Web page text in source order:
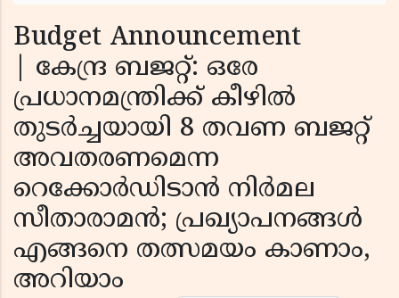
Budget Announcement
| കേന്ദ്ര ബജറ്റ്: ഒരേ
പ്രധാനമന്ത്രിക്ക് കീഴില്‍
തുടര്‍ച്ചയായി 8 തവണ ബജറ്റ്
അവതരണമെന്ന
റെക്കോര്‍ഡിടാന്‍ നിര്‍മല
സീതാരാമന്‍; പ്രഖ്യാപനങ്ങള്‍
എങ്ങനെ തത്സമയം കാണാം,
അറിയാം